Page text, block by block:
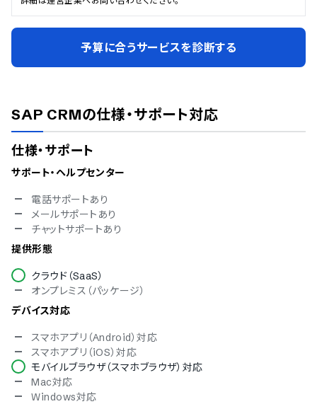
予算に合うサービスを診断する
SAP CRMの仕様・サポート対応
仕様・サポート
サポート・ヘルプセンター
電話サポートあり
メールサポートあり
チャットサポートあり
提供形態
クラウド（SaaS）
オンプレミス（パッケージ）
デバイス対応
スマホアプリ（Android）対応
スマホアプリ（iOS）対応
モバイルブラウザ（スマホブラウザ）対応
Mac対応
Windows対応